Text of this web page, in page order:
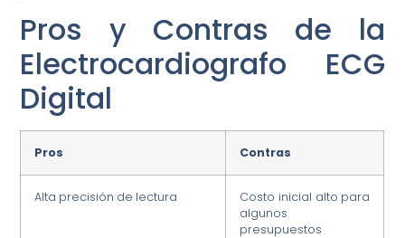
Pros y Contras de la
Electrocardiografo ECG
Digital
Pros Contras
Alta precisión de lectura
Costo inicial alto para
algunos
presupuestos